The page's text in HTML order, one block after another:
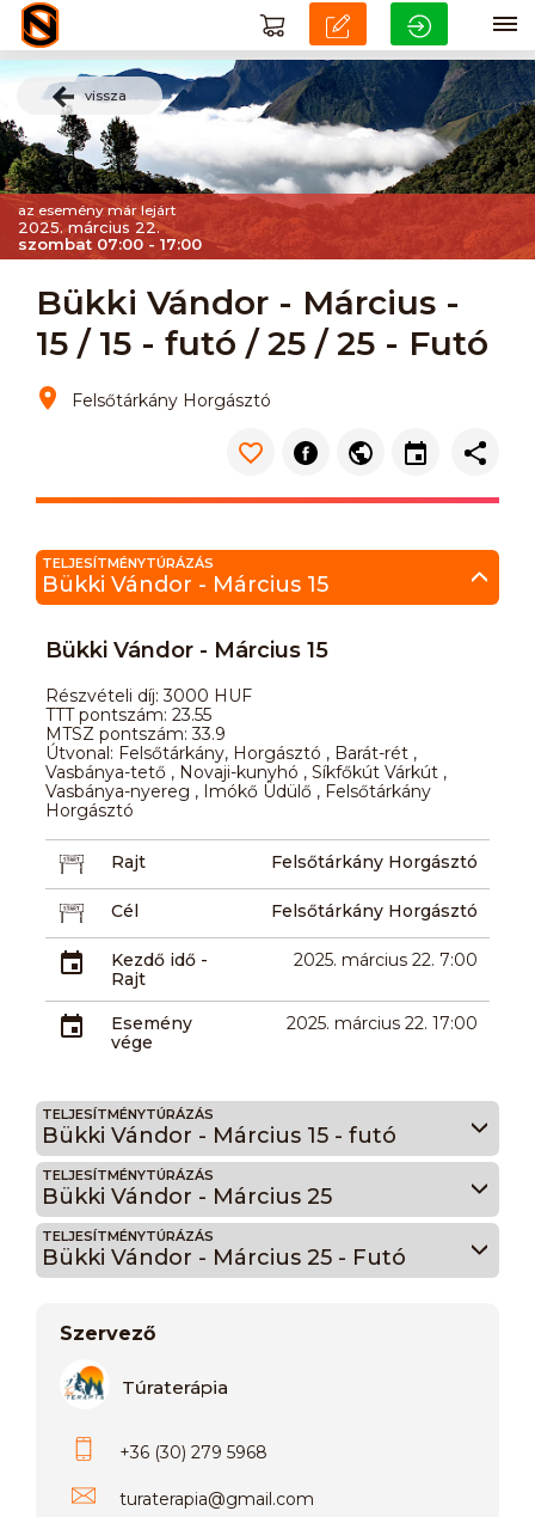
vissza
az esemény már lejárt
2025. március 22.
szombat 07:00 - 17:00
Bükki Vándor - Március -
15 / 15 - futó / 25 / 25 - Futó
Felsőtárkány Horgásztó
TELJESÍTMÉNYTÚRÁZÁS
Bükki Vándor - Március 15
Bükki Vándor - Március 15
Részvételi díj: 3000 HUF
TTT pontszám: 23.55
MTSZ pontszám: 33.9
Útvonal: Felsőtárkány, Horgásztó , Barát-rét ,
Vasbánya-tető , Novaji-kunyhó , Síkfőkút Várkút ,
Vasbánya-nyereg , Imókő Üdülő , Felsőtárkány
Horgásztó
Rajt Felsőtárkány Horgásztó
Cél Felsőtárkány Horgásztó
Kezdő idő -
Rajt
2025. március 22. 7:00
Esemény
vége
2025. március 22. 17:00
TELJESÍTMÉNYTÚRÁZÁS
Bükki Vándor - Március 15 - futó
TELJESÍTMÉNYTÚRÁZÁS
Bükki Vándor - Március 25
TELJESÍTMÉNYTÚRÁZÁS
Bükki Vándor - Március 25 - Futó
Szervező
Túraterápia
+36 (30) 279 5968
turaterapia@gmail.com